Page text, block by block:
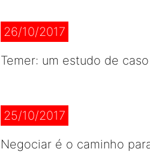
26/10/2017
Temer: um estudo de caso
25/10/2017
Negociar é o caminho